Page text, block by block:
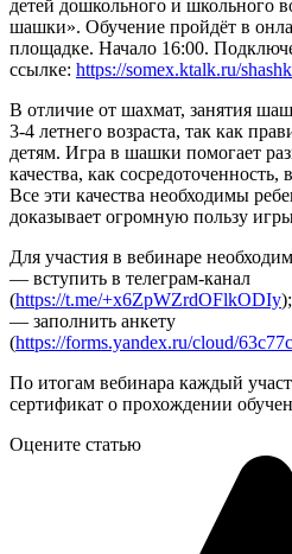
детей дошкольного и школьного
шашки». Обучение пройдёт в
площадке. Начало 16:00.
ссылке: https://somex.ktalk.ru/
В отличие от шахмат, занятия
3-4 летнего возраста, так как
детям. Игра в шашки помогает
качества, как
Все эти качества необходимы
доказывает огромную пользу
Для участия в вебинаре
— вступить в телеграм-канал
(https://t.me/+x6ZpWZrdOFlkODIy);
— заполнить анкету
(https://forms.yandex.ru/cloud/
По итогам вебинара каждый
сертификат о прохождении
Оцените статью